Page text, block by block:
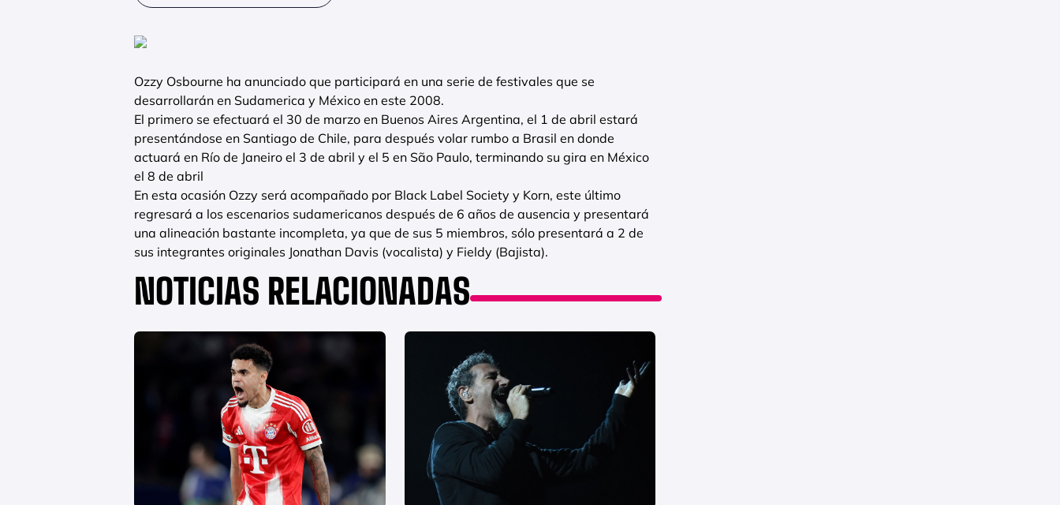
Ozzy Osbourne ha anunciado que participará en una serie de festivales que se
desarrollarán en Sudamerica y México en este 2008.
El primero se efectuará el 30 de marzo en Buenos Aires Argentina, el 1 de abril estará
presentándose en Santiago de Chile, para después volar rumbo a Brasil en donde
actuará en Río de Janeiro el 3 de abril y el 5 en São Paulo, terminando su gira en México
el 8 de abril
En esta ocasión Ozzy será acompañado por Black Label Society y Korn, este último
regresará a los escenarios sudamericanos después de 6 años de ausencia y presentará
una alineación bastante incompleta, ya que de sus 5 miembros, sólo presentará a 2 de
sus integrantes originales Jonathan Davis (vocalista) y Fieldy (Bajista).
NOTICIAS RELACIONADAS